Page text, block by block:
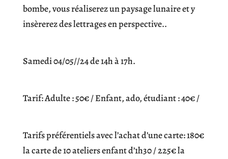
bombe, vous réaliserez un paysage lunaire et y
insèrerez des lettrages en perspective..
Samedi 04/05//24 de 14h à 17h.
Tarif: Adulte : 50€ / Enfant, ado, étudiant : 40€ /
Tarifs préférentiels avec l’achat d’une carte: 180€
la carte de 10 ateliers enfant d’1h30 / 225€ la